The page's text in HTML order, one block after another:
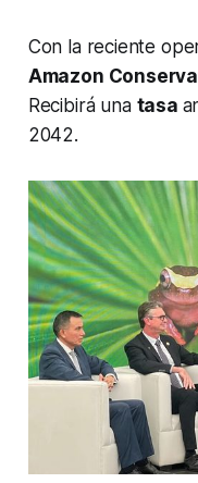
Con la reciente
Amazon
Recibirá una tasa
2042.